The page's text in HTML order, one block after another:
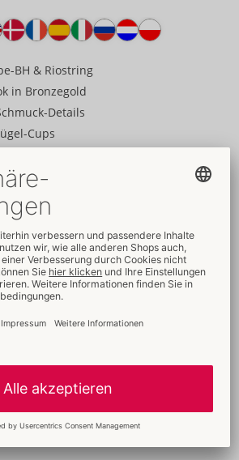
BH & Riostring
in Bronzegold
Details
Cups
Schritt
hohen Tragekomfort
von Abierta Fina mit Hebe-BH und
Bronzegold mit schwarzen
Schmuck-Elementen.
anschmiegsam. Länger
mit Formstäben vorne und leicht
für perfekten busenfreien Sitz.
kleinem Herz-Schmuckanhänger. Auch
Trägern vorne jeweils ein
Im Rücken ein verstellbarer
Riostring verführt mit offenem Schritt